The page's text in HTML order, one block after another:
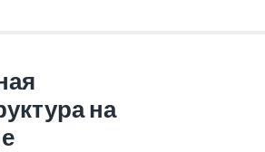
на